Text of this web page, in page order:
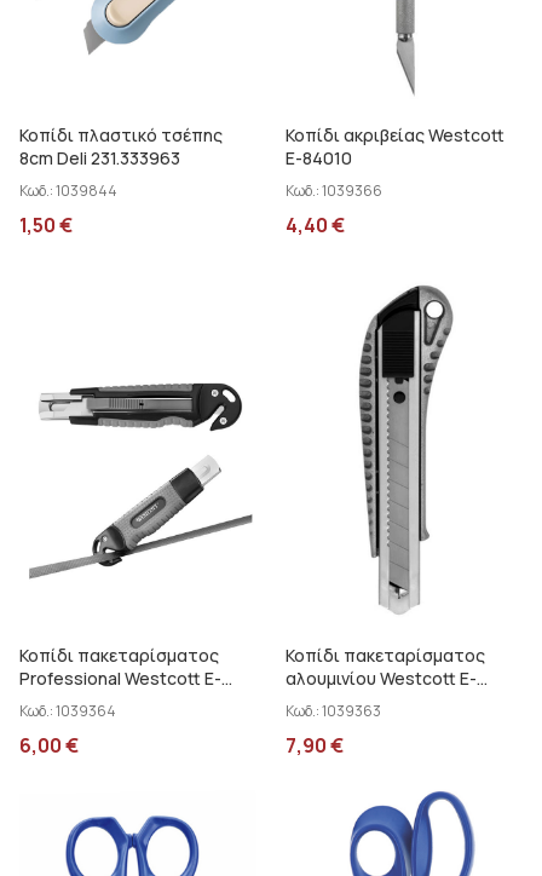
Κοπίδι πλαστικό τσέπης
8cm Deli 231.333963
Κωδ.:1039844
1,50€
Κοπίδι ακριβείας Westcott
E-84010
Κωδ.:1039366
4,40€
Κοπίδι πακεταρίσματος
Professional Westcott E-
84022
Κωδ.:1039364
6,00€
Κοπίδι πακεταρίσματος
αλουμινίου Westcott E-
84028
Κωδ.:1039363
7,90€